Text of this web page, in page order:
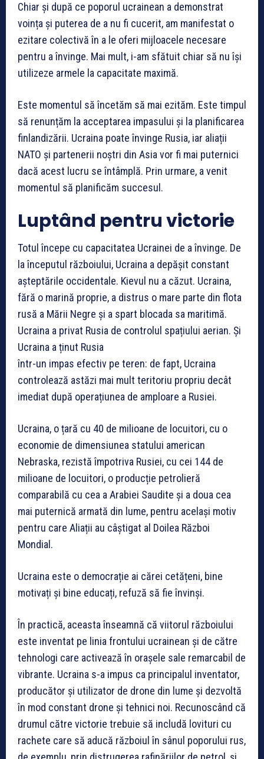
Chiar și după ce poporul ucrainean a demonstrat
voința și puterea de a nu fi cucerit, am manifestat o
ezitare colectivă în a le oferi mijloacele necesare
pentru a învinge. Mai mult, i-am sfătuit chiar să nu își
utilizeze armele la capacitate maximă.
Este momentul să încetăm să mai ezităm. Este timpul
să renunțăm la acceptarea impasului și la planificarea
finlandizării. Ucraina poate învinge Rusia, iar aliații
NATO și partenerii noștri din Asia vor fi mai puternici
dacă acest lucru se întâmplă. Prin urmare, a venit
momentul să planificăm succesul.
Luptând pentru victorie
Totul începe cu capacitatea Ucrainei de a învinge. De
la începutul războiului, Ucraina a depășit constant
așteptările occidentale. Kievul nu a căzut. Ucraina,
fără o marină proprie, a distrus o mare parte din flota
rusă a Mării Negre și a spart blocada sa maritimă.
Ucraina a privat Rusia de controlul spațiului aerian. Și
Ucraina a ținut Rusia
într-un impas efectiv pe teren: de fapt, Ucraina
controlează astăzi mai mult teritoriu propriu decât
imediat după operațiunea de amploare a Rusiei.
Ucraina, o țară cu 40 de milioane de locuitori, cu o
economie de dimensiunea statului american
Nebraska, rezistă împotriva Rusiei, cu cei 144 de
milioane de locuitori, o producție petrolieră
comparabilă cu cea a Arabiei Saudite și a doua cea
mai puternică armată din lume, pentru același motiv
pentru care Aliații au câștigat al Doilea Război
Mondial.
Ucraina este o democrație ai cărei cetățeni, bine
motivați și bine educați, refuză să fie învinși.
În practică, aceasta înseamnă că viitorul războiului
este inventat pe linia frontului ucrainean și de către
tehnologi care activează în orașele sale remarcabil de
vibrante. Ucraina s-a impus ca principalul inventator,
producător și utilizator de drone din lume și dezvoltă
în mod constant drone și tehnici noi. Recunoscând că
drumul către victorie trebuie să includă lovituri cu
rachete care să aducă războiul în sânul poporului rus,